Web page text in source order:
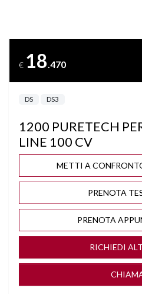
COMPUTER
CONTROLLO
CRUISE
DISATTIVAZIONE
DRIVE
€ 18.470
DS DS3
1200 PURETECH
LINE 100 CV
METTI A
PRENOTA
PRENOTA
RICHIEDI